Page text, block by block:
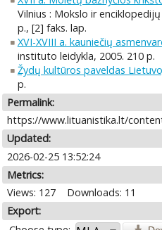
Vilnius : Mokslo ir
p., [2] faks. lap.
XVI-XVIII a. kauniečių
instituto leidykla, 2005. 210 p.
Žydų kultūros paveldas
p.
Permalink:
https://www.lituanistika.lt/
Updated:
2026-02-25 13:52:24
Metrics:
Views: 127
Downloads: 11
Export: